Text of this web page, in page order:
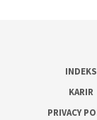
INDEKS
KARIR
PRIVACY